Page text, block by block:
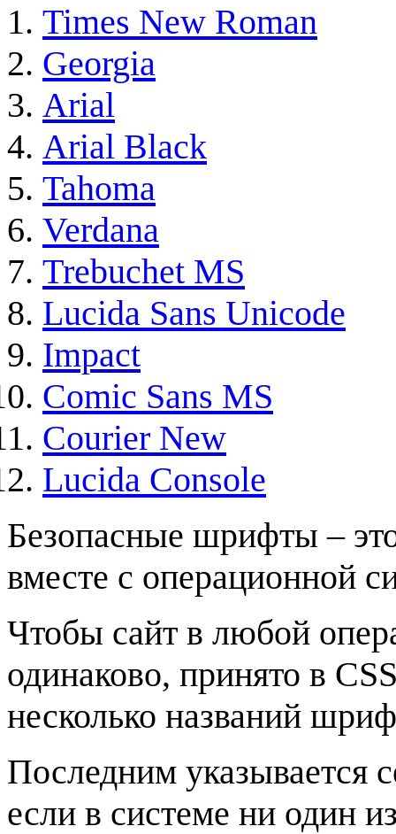
Times New Roman
Georgia
Arial
Arial Black
Tahoma
Verdana
Trebuchet MS
Lucida Sans Unicode
Impact
Comic Sans MS
Courier New
Lucida Console
Безопасные шрифты –
вместе с операционной
Чтобы сайт в любой
одинаково, принято в
несколько названий
Последним указывается
если в системе ни один